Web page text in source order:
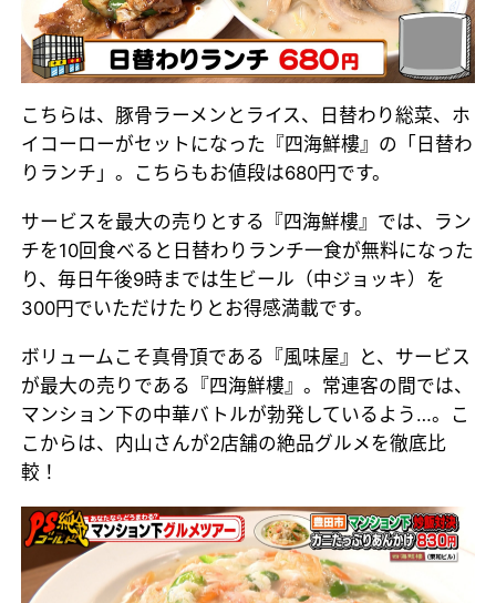
こちらは、豚骨ラーメンとライス、日替わり総菜、ホ
イコーローがセットになった『四海鮮樓』の「日替わ
りランチ」。こちらもお値段は680円です。
サービスを最大の売りとする『四海鮮樓』では、ラン
チを10回食べると日替わりランチ一食が無料になった
り、毎日午後9時までは生ビール（中ジョッキ）を
300円でいただけたりとお得感満載です。
ボリュームこそ真骨頂である『風味屋』と、サービス
が最大の売りである『四海鮮樓』。常連客の間では、
マンション下の中華バトルが勃発しているよう…。こ
こからは、内山さんが2店舗の絶品グルメを徹底比
較！